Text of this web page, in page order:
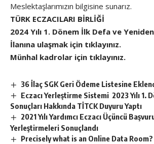
Meslektaşlarımızın bilgisine sunarız.
TÜRK ECZACILARI BİRLİĞİ
2024 Yılı 1. Dönem İlk Defa ve
İlanına ulaşmak için tıklayınız.
Münhal kadrolar için tıklayınız.
36 İlaç SGK Geri Ödeme Listesine
Eczacı Yerleştirme Sistemi 2023 Yılı 1.
Sonuçları Hakkında TİTCK Duyuru Yaptı
2021 Yılı Yardımcı Eczacı Üçüncü
Yerleştirmeleri Sonuçlandı
Precisely what is an Online Data Room?